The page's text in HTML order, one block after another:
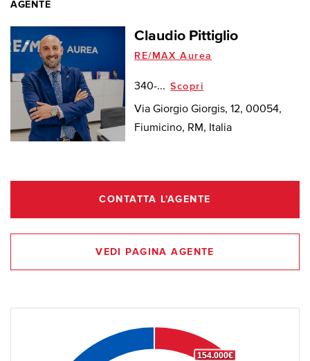
AGENTE
Claudio Pittiglio
RE/MAX Aurea
340-... Scopri
Via Giorgio Giorgis, 12, 00054,
Fiumicino, RM, Italia
CONTATTA L'AGENTE
VEDI PAGINA AGENTE
154.000€